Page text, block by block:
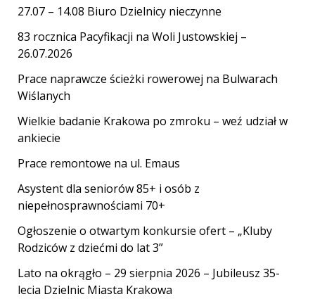
27.07 – 14.08 Biuro Dzielnicy nieczynne
83 rocznica Pacyfikacji na Woli Justowskiej –
26.07.2026
Prace naprawcze ścieżki rowerowej na Bulwarach
Wiślanych
Wielkie badanie Krakowa po zmroku – weź udział w
ankiecie
Prace remontowe na ul. Emaus
Asystent dla seniorów 85+ i osób z
niepełnosprawnościami 70+
Ogłoszenie o otwartym konkursie ofert – „Kluby
Rodziców z dziećmi do lat 3”
Lato na okrągło – 29 sierpnia 2026 – Jubileusz 35-
lecia Dzielnic Miasta Krakowa